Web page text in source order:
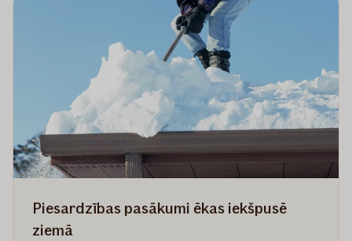
Piesardzības pasākumi ēkas iekšpusē
ziemā